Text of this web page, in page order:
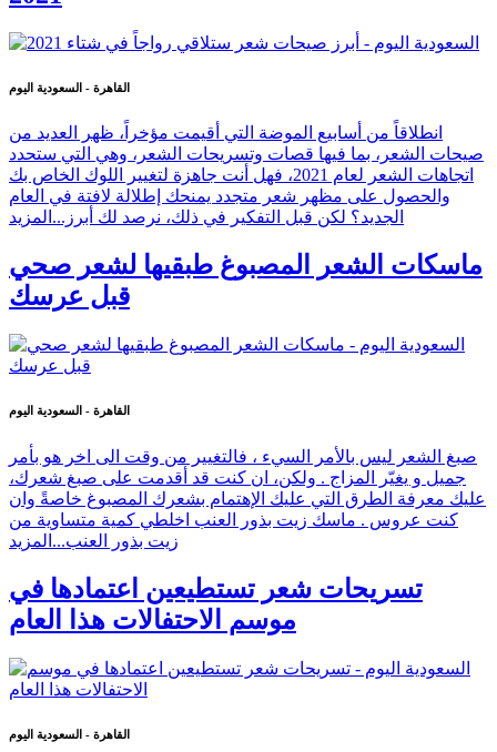
القاهرة - السعودية اليوم
انطلاقاً من أسابيع الموضة التي أقيمت مؤخراً، ظهر العديد من
صيحات الشعر، بما فيها قصات وتسريحات الشعر، وهي التي ستحدد
اتجاهات الشعر لعام 2021، فهل أنت جاهزة لتغيير اللوك الخاص بك
والحصول على مظهر شعر متجدد يمنحك إطلالة لافتة في العام
الجديد؟ لكن قبل التفكير في ذلك، نرصد لك أبرز... المزيد
ماسكات الشعر المصبوغ طبقيها لشعر صحي
قبل عرسك
القاهرة - السعودية اليوم
صبغ الشعر ليس بالأمر السيء ، فالتغيير من وقت الى اخر هو بأمر
جميل و يغيّر المزاج . ولكن، ان كنت قد أقدمت على صبغ شعرك،
عليك معرفة الطرق التي عليك الإهتمام بشعرك المصبوغ خاصةً وان
كنت عروس . ماسك زيت بذور العنب اخلطي كمية متساوية من
زيت بذور العنب... المزيد
تسريحات شعر تستطيعين اعتمادها في
موسم الاحتفالات هذا العام
القاهرة - السعودية اليوم